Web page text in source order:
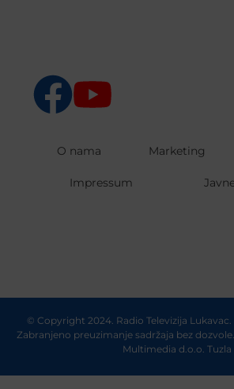
O nama Marketing
Impressum
© Copyright 2024. Radio Televizija Lukavac.
Zabranjeno preuzimanje sadržaja bez
Multimedia d.o.o. Tuzla